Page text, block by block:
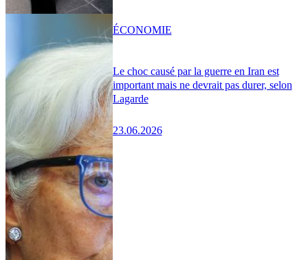
Le choc causé par la guerre en Iran est
important mais ne devrait pas durer, selon
Lagarde
23.06.2026
ÉCONOMIE